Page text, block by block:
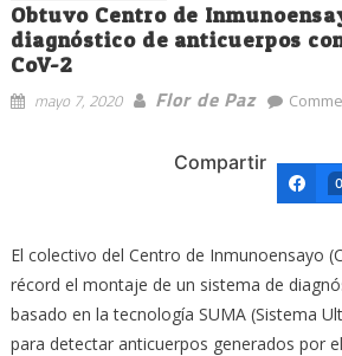
Obtuvo Centro de
diagnóstico de anticuerpos
CoV-2
mayo 7, 2020 Flor de Paz
Compartir
0
El colectivo del Centro de Inmunoensayo
récord el montaje de un sistema de
basado en la tecnología SUMA (Sistema
para detectar anticuerpos generados por